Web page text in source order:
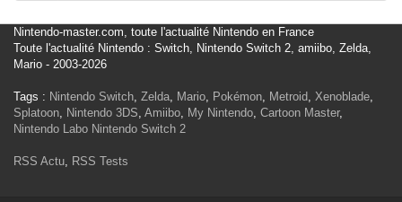
Nintendo-master.com, toute l'actualité Nintendo en France
Toute l'actualité Nintendo : Switch, Nintendo Switch 2, amiibo, Zelda,
Mario - 2003-2026
Tags : Nintendo Switch, Zelda, Mario, Pokémon, Metroid, Xenoblade,
Splatoon, Nintendo 3DS, Amiibo, My Nintendo, Cartoon Master,
Nintendo Labo Nintendo Switch 2
RSS Actu, RSS Tests